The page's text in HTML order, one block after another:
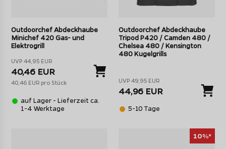
Für noch mehr Vielfalt beim Grillen - Outdoorchef
Zubehör wie z.B. die Gourmetpfanne
Das große Zubehörsortiment von Outdoorchef umfasst
nebenBasicswie Abdeckhauben, Grillbesteck,
Grillbürsten, Grillhandschuhen und Grillthermometern auch
speziell auf die Outdoorchef Kugelgrills und Grillstationen
Outdoorchef Abdeckhaube
Minichef 420 Gas- und
Elektrogrill
UVP 44,95 EUR
40,46 EUR
40,46 EUR pro Stück
auf Lager - Lieferzeit ca.
1-4 Werktage
Outdoorchef Abdeckhaube
Tripod P420 / Camden 480 /
Chelsea 480 / Kensington
480 Kugelgrills
UVP 49,95 EUR
44,96 EUR
5-10 Tage
10%*